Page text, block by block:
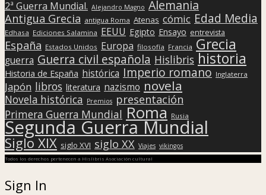
2ª Guerra Mundial. Alejandro Magno Alemania
Antigua Grecia antigua Roma Atenas cómic Edad Media
Edhasa Ediciones Salamina EEUU Egipto Ensayo entrevista
España Estados Unidos Europa filosofía Francia Grecia
guerra Guerra civil española Hislibris historia
Historia de España histórica Imperio romano Inglaterra
Japón libros literatura nazismo novela
Novela histórica Premios presentación
Primera Guerra Mundial Roma Rusia
Segunda Guerra Mundial
Siglo XIX siglo XVI siglo XX Viajes vikingos
Todos los derechos pertenecen a Hislibris Asociación cultural
Sign In